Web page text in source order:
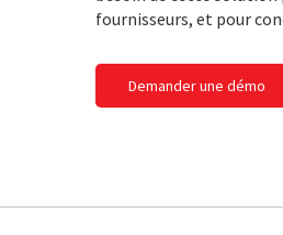
fournisseurs, et pour
Demander une démo